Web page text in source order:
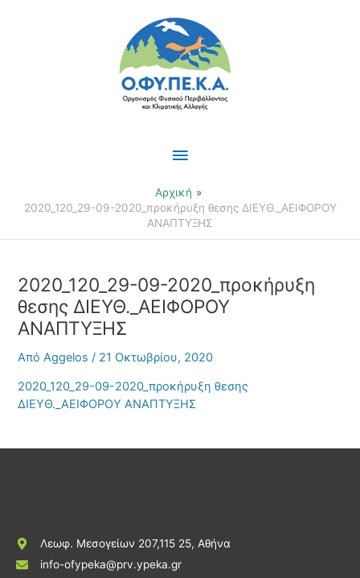
Κύριο
Μενού
Αρχική
2020_120_29-09-2020_προκήρυξη θεσης ΔΙΕΥΘ._ΑΕΙΦΟΡΟΥ
ΑΝΑΠΤΥΞΗΣ
2020_120_29-09-2020_προκήρυξη
θεσης ΔΙΕΥΘ._ΑΕΙΦΟΡΟΥ
ΑΝΑΠΤΥΞΗΣ
ΑπόAggelos/ 21 Οκτωβρίου, 2020
2020_120_29-09-2020_προκήρυξη θεσης
ΔΙΕΥΘ._ΑΕΙΦΟΡΟΥ ΑΝΑΠΤΥΞΗΣ
Λεωφ. Μεσογείων 207,115 25, Αθήνα
info-ofypeka@prv.ypeka.gr